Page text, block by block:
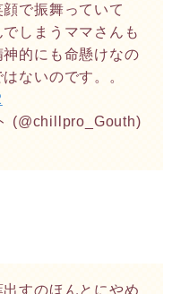
で振舞っていて
しまうママさんも
的にも命懸けなの
ないのです。。
(@chillpro_Gouth)
すのほんとにやめ